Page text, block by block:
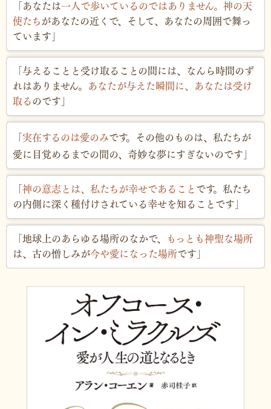
「あなたは一人で歩いているのではありません。神の天
使たち があなたの近くで、そして、あなたの周囲で舞っ
ています」
「与えることと受け取ることの間には、なんら時間のず
れはありません。
あなたが与えた瞬間に、あなたは受け
取る のです」
実在するのは愛のみです。その他のものは、私たちが
愛に目覚めるまでの間の、奇妙な夢にすぎないのです」
神の意志とは、私たちが幸せであること です。私たち
の内側に深く種付けされている幸せを知ることです」
「地球上のあらゆる場所のなかで、
もっとも神聖な場所
は、古の憎しみが今や愛になった場所です」